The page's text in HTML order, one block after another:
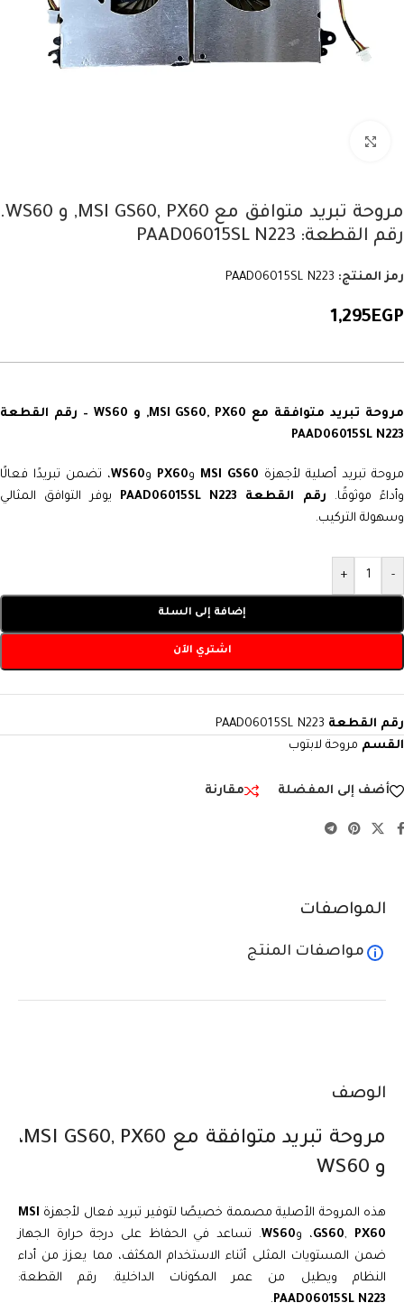
مروحة تبريد متوافق مع MSI GS60, PX60, و WS60.
رقم القطعة: PAAD06015SL N223
رمز المنتج: PAAD06015SL N223
1,295EGP
مروحة تبريد متوافقة مع MSI GS60, PX60, و WS60 – رقم القطعة
PAAD06015SL N223
مروحة تبريد أصلية لأجهزة MSI GS60 وPX60 وWS60، تضمن تبريدًا فعالًا
وأداءً موثوقًا. رقم القطعة PAAD06015SL N223
يوفر التوافق المثالي
وسهولة التركيب.
-
+
إضافة إلى السلة
اشتري الآن
رقم القطعة PAAD06015SL N223
القسم مروحة لابتوب
أضف إلى المفضلة مقارنة
الوصف
مروحة تبريد متوافقة مع MSI GS60, PX60،
و WS60
هذه المروحة الأصلية مصممة خصيصًا لتوفير تبريد فعال لأجهزة MSI
GS60, PX60 ، وWS60. تساعد في الحفاظ على درجة حرارة الجهاز
ضمن المستويات المثلى أثناء الاستخدام المكثف، مما يعزز من أداء
النظام ويطيل من عمر المكونات الداخلية. رقم القطعة:
PAAD06015SL N223
.
المواصفات
مواصفات المنتج